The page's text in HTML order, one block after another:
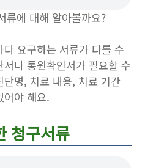
류에 대해 알아볼까요?
다 요구하는 서류가 다를 수
나 통원확인서가 필요할 수
명, 치료 내용, 치료 기간
어야 해요.
청구서류